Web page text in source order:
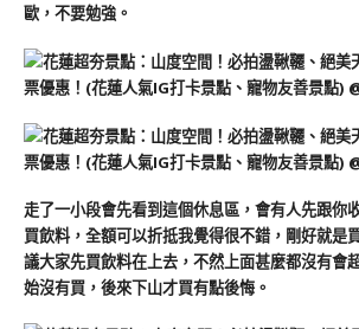
歐，不要勉強。
走了一小段會先看到這個休息區，會有人先跟你
買飲料，全額可以折抵我覺得很不錯，剛好就是
議大家先買飲料在上去，不然上面甚麼都沒有會
始沒有買，後來下山才買有點後悔。